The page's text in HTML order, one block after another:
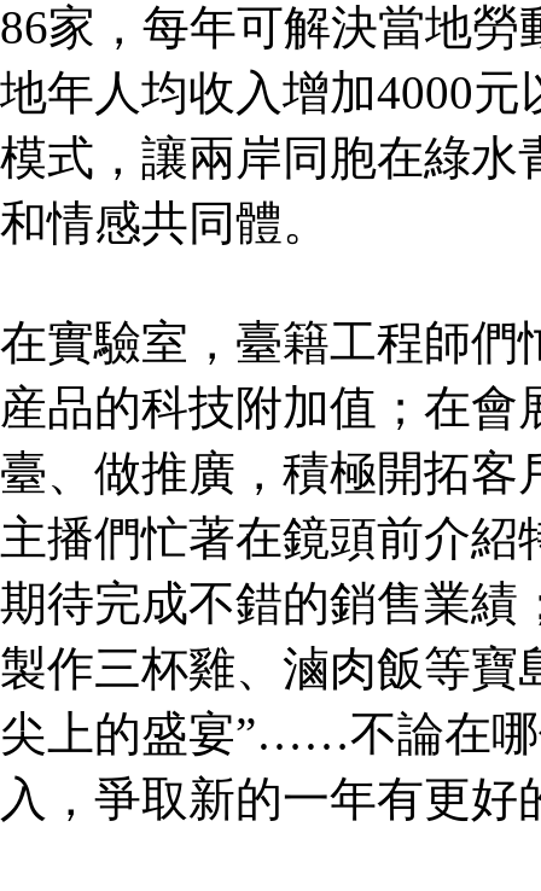
86家，每年可解決當地
地年人均收入增加4000
模式，讓兩岸同胞在綠水
和情感共同體。
在實驗室，臺籍工程師們
産品的科技附加值；在
臺、做推廣，積極開拓客
主播們忙著在鏡頭前介
期待完成不錯的銷售業績
製作三杯雞、滷肉飯等寶
尖上的盛宴”……不論在
入，爭取新的一年有更好